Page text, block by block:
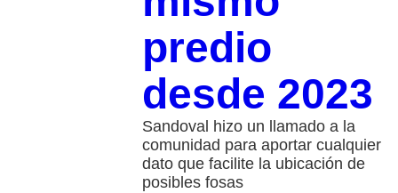
predio
desde 2023
Sandoval hizo un llamado a la
comunidad para aportar cualquier
dato que facilite la ubicación de
posibles fosas